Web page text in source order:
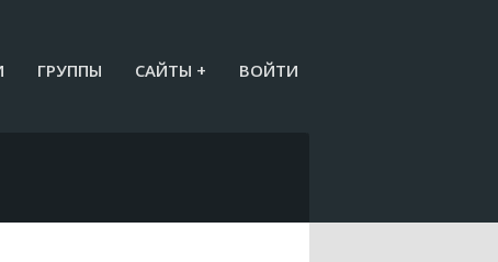
ГРУППЫ САЙТЫ + ВОЙТИ